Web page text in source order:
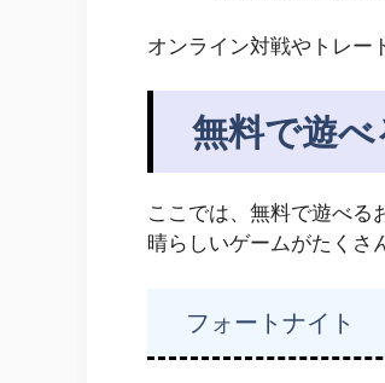
オンライン対戦やトレー
無料で遊
ここでは、無料で遊べる
晴らしいゲームがたくさ
フォートナイト